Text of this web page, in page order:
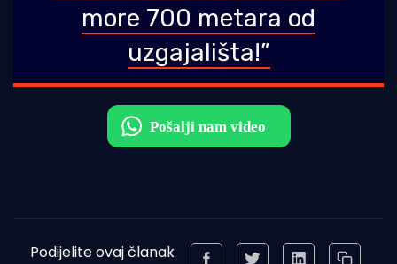
more 700 metara od
uzgajališta!”
Podijelite ovaj članak